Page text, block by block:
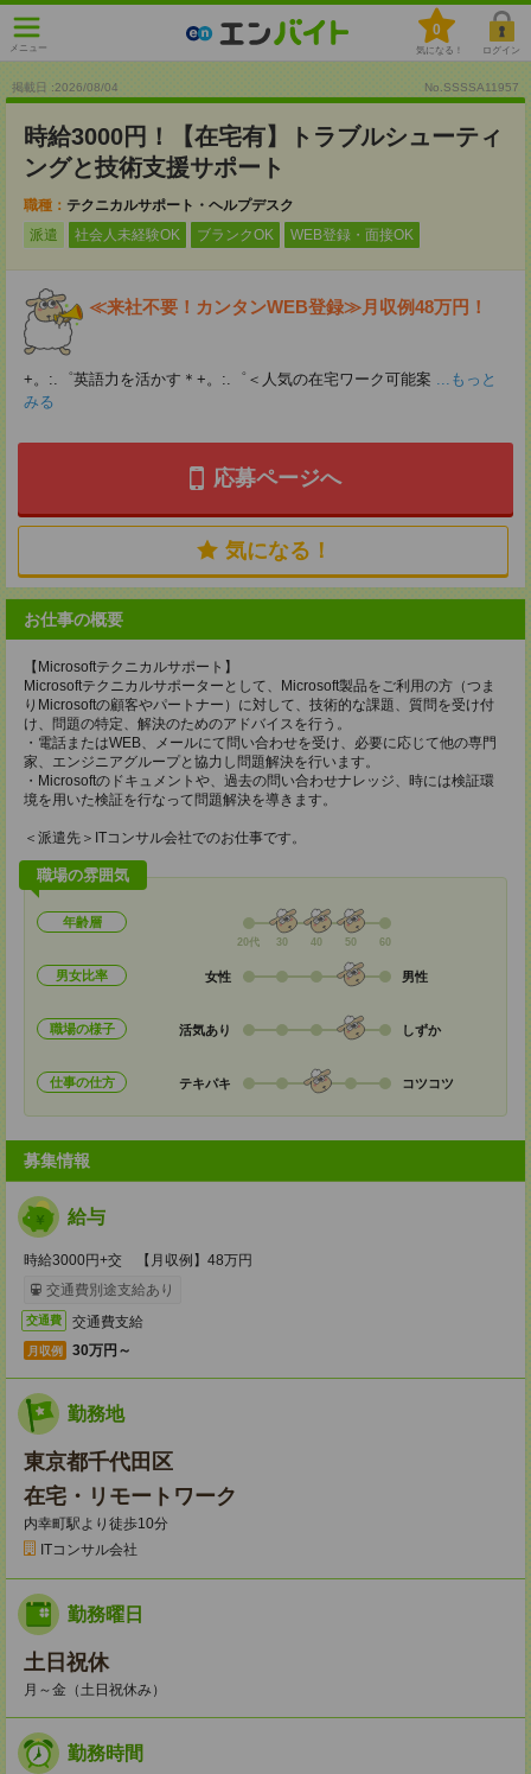
メニュー
0
気になる！ ログイン
掲載日 :2026/08/04 No.SSSSA11957
時給3000円！【在宅有】トラブルシューティ
ングと技術支援サポート
職種： テクニカルサポート・ヘルプデスク
派遣
社会人未経験OK ブランクOK WEB登録・面接OK
≪来社不要！カンタンWEB登録≫月収例48万円！
+。:.゜英語力を活かす＊+。:.゜＜人気の在宅ワーク可能案 ...もっと
みる
応募ページへ
気になる！
お仕事の概要
【Microsoftテクニカルサポート】
Microsoftテクニカルサポーターとして、Microsoft製品をご利用の方（つま
りMicrosoftの顧客やパートナー）に対して、技術的な課題、質問を受け付
け、問題の特定、解決のためのアドバイスを行う。
・電話またはWEB、メールにて問い合わせを受け、必要に応じて他の専門
家、エンジニアグループと協力し問題解決を行います。
・Microsoftのドキュメントや、過去の問い合わせナレッジ、時には検証環
境を用いた検証を行なって問題解決を導きます。
＜派遣先＞ITコンサル会社でのお仕事です。
職場の雰囲気
年齢層
20代 30 40 50 60
男女比率 女性 男性
職場の様子 活気あり しずか
仕事の仕方 テキパキ コツコツ
募集情報
給与
時給3000円+交 【月収例】48万円
交通費別途支給あり
交通費 交通費支給
月収例 30万円～
勤務地
東京都千代田区
在宅・リモートワーク
内幸町駅より徒歩10分
ITコンサル会社
勤務曜日
土日祝休
月～金（土日祝休み）
勤務時間